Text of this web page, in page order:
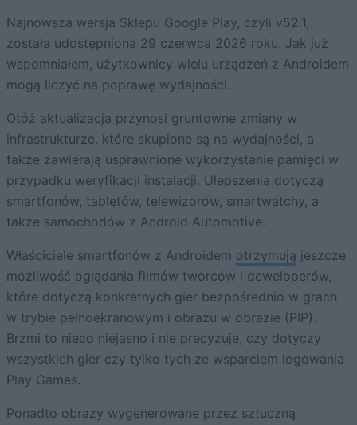
Najnowsza wersja Sklepu Google Play, czyli v52.1,
została udostępniona 29 czerwca 2026 roku. Jak już
wspomniałem, użytkownicy wielu urządzeń z Androidem
mogą liczyć na poprawę wydajności.
Otóż aktualizacja przynosi gruntowne zmiany w
infrastrukturze, które skupione są na wydajności, a
także zawierają usprawnione wykorzystanie pamięci w
przypadku weryfikacji instalacji. Ulepszenia dotyczą
smartfonów, tabletów, telewizorów, smartwatchy, a
także samochodów z Android Automotive.
Właściciele smartfonów z Androidem otrzymują jeszcze
możliwość oglądania filmów twórców i deweloperów,
które dotyczą konkretnych gier bezpośrednio w grach
w trybie pełnoekranowym i obrazu w obrazie (PIP).
Brzmi to nieco niejasno i nie precyzuje, czy dotyczy
wszystkich gier czy tylko tych ze wsparciem logowania
Play Games.
Ponadto obrazy wygenerowane przez sztuczną